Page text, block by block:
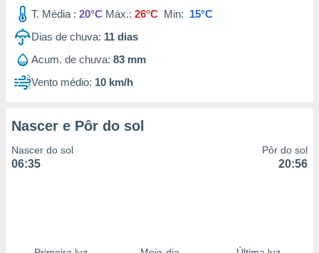
T. Média : 20°C Máx.: 26°C Min: 15°C
Dias de chuva: 11 dias
Acum. de chuva: 83 mm
Vento médio: 10 km/h
Nascer e Pôr do sol
Nascer do sol
06:35
Pôr do sol
20:56